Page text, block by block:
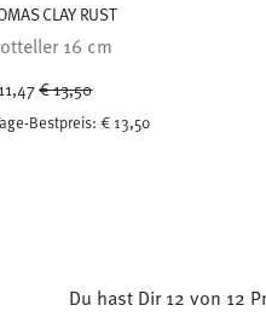
CLAY RUST
16 cm
Price reduced from
€ 13,50
Bestpreis: € 13,50
Du hast Dir 12 von 12